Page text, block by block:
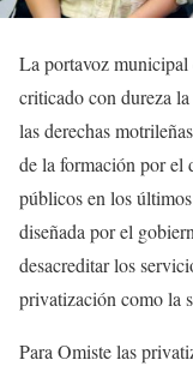
La portavoz
criticado con dureza
las derechas
de la formación por el
públicos en los
diseñada por el
desacreditar los
privatización como la
Para Omiste las